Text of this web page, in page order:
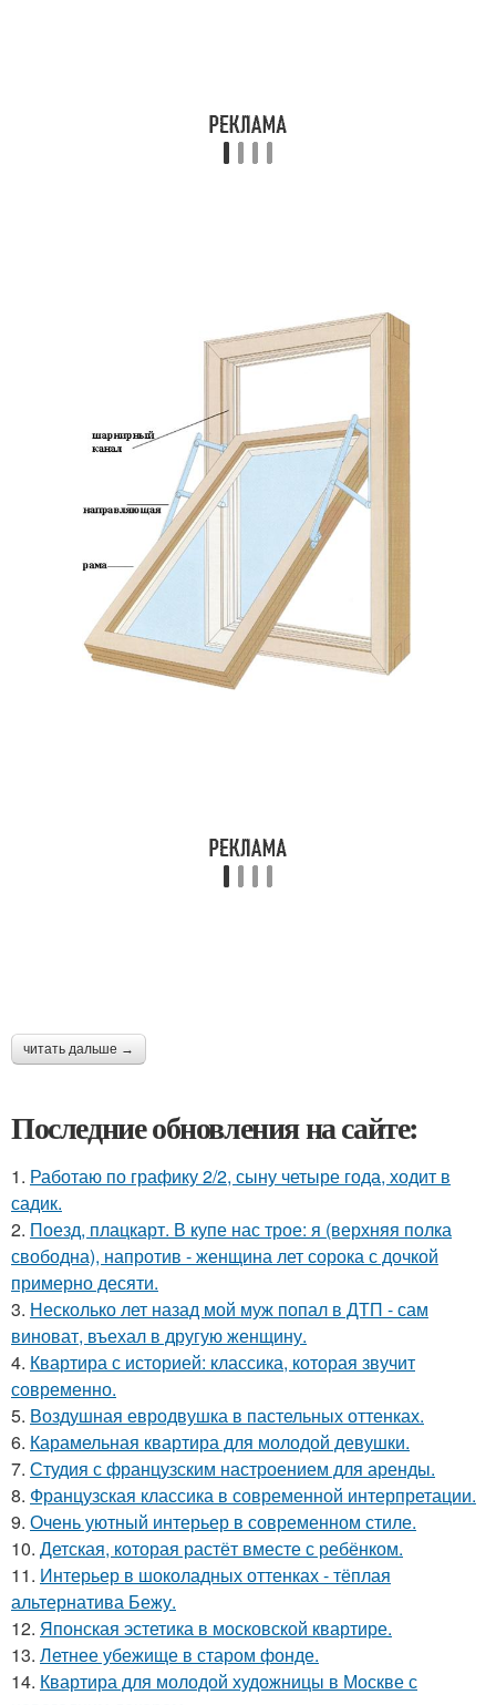
читать дальше →
Последние обновления на сайте:
1. Работаю по графику 2/2, сыну четыре года, ходит в
садик.
2. Поезд, плацкарт. В купе нас трое: я (верхняя полка
свободна), напротив - женщина лет сорока с дочкой
примерно десяти.
3. Несколько лет назад мой муж попал в ДТП - сам
виноват, въехал в другую женщину.
4. Квартира с историей: классика, которая звучит
современно.
5. Воздушная евродвушка в пастельных оттенках.
6. Карамельная квартира для молодой девушки.
7. Студия с французским настроением для аренды.
8. Французская классика в современной интерпретации.
9. Очень уютный интерьер в современном стиле.
10. Детская, которая растёт вместе с ребёнком.
11. Интерьер в шоколадных оттенках - тёплая
альтернатива Бежу.
12. Японская эстетика в московской квартире.
13. Летнее убежище в старом фонде.
14. Квартира для молодой художницы в Москве с